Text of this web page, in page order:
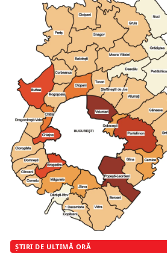
ȘTIRI DE ULTIMĂ ORĂ